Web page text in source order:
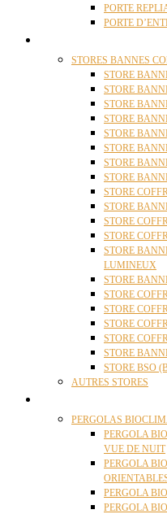
PORTE
PORTE
STORES BANNES
STORE
STORE
STORE
STORE
STORE
STORE
STORE
STORE
STORE
STORE
STORE
STORE
STORE
LUMINEUX
STORE
STORE
STORE
STORE
STORE
STORE
STORE BSO
AUTRES STORES
PERGOLAS
PERGOLA
VUE DE NUIT
PERGOLA
PERGOLA
PERGOLA